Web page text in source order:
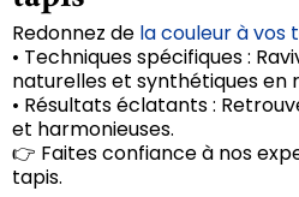
Redonnez de la couleur à vos
• Techniques spécifiques :
naturelles et synthétiques en
• Résultats éclatants :
et harmonieuses.
👉 Faites confiance à nos
tapis.